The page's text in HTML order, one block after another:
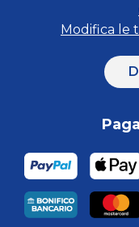
Modifica le